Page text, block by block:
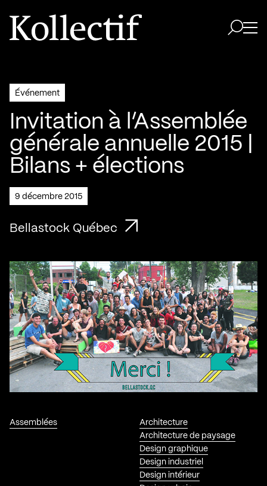
Aller à la page d'accueil
Logo Kollectif
Événement
Invitation à l’Assemblée
générale annuelle 2015 |
Bilans + élections
9 décembre 2015
Bellastock Québec
Assemblées
Architecture
Architecture de paysage
Design graphique
Design industriel
Design intérieur